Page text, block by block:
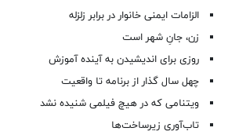
الزامات ایمنی خانوار در برابر زلزله
زن، جانِ شهر است
روزی برای اندیشیدن به آینده آموزش
چهل سال گذار از برنامه تا واقعیت
ویتنامی که در هیچ فیلمی شنیده نشد
تاب‌آوری زیرساخت‌ها